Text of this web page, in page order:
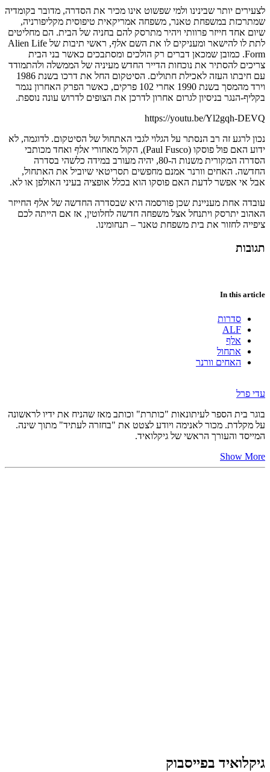
לצעירים יותר שבינינו ולמי שפשוט אינו מכיר את הסדרה, מדובר בקומדיה
שמתרכזת במשפחת טאנר, משפחה אמריקאית טיפוסית מקליפורניה,
שיום אחד חייזר פרוותי ויהיר מתרסק להם בחניה של הבית. הם מחליטים
לתת לו להישאר ומעניקים לו את השם אלף
, ראשי תיבות של Alien Life
Form. כמובן שמכאן דברים רק הולכים ומסתבכים כאשר בני הבית
צריכים להסתיר את נוכחות הדייר החדש מעיניה של הממשלה ולהתמודד
עם חיבתו העזה לאכילת חתולים. הסיטקום החל את דרכו בשנת 1986
וירד מהמסך בשנת 1990 אחרי 102 פרקים, כאשר הפרק האחרון נגמר
בקליף-הנגר בניסיון לגרום אחרון לדרכן את הצופים לדרוש עונה נוספת.
https://youtu.be/Yl2gqh-DEVQ
נכון לרגע זה רב הנסתר על הגלוי לגבי האתחול של הסיטקום. לדוגמה, לא
ידוע האם פול פוסקו (Paul Fusco), הקול מאחורי
אלף ואחד מכותבי
הסדרה המקורית משנות ה-80, יהיה מעורב במידה כלשהי בסדרה
החדשה. האחים וורנר אמנם מחפשים תסריטאי שיוביל את האתחול,
אבל אי אפשר לדעת האם פוסקו הוא בכלל אופציה בעיני האולפן או לא.
עובדה אחת מעניינת שכן פורסמה היא שבסדרה החדשה של אלף החייזר
האהוב יתרסק ויתנחל אצל משפחה חדשה לחלוטין, אז אם הייתה לכם
ציפייה לחזור את בית משפחת טאנר – תנחומינו.
תגובות
In this article
סדרות
ALF
אלף
אתחול
האחים וורנר
עדי פרל
בוגר בית הספר לעיתונאות "כותרת" וכותב מאז שהניח את ידיו לראשונה
על מקלדת. מכור לאנימה ויודע לצטט את "בחזרה לעתיד" מתוך שינה.
המייסד והעורך הראשי של גיקלואיד.
Show More
גיקלואיד בפייסבוק